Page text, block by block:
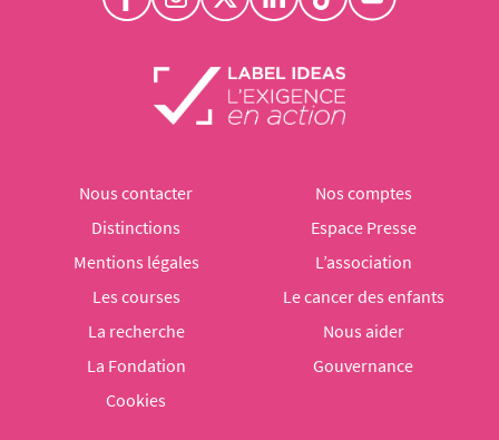
Nous contacter
Nos comptes
Distinctions
Espace Presse
Mentions légales
L’association
Les courses
Le cancer des enfants
La recherche
Nous aider
La Fondation
Gouvernance
Cookies